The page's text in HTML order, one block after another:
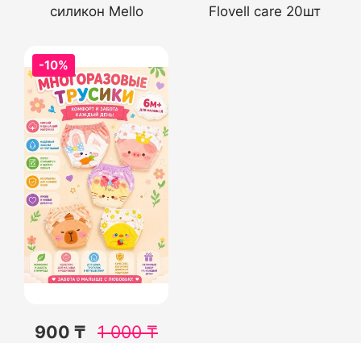
силикон Mello
Flovell care 20шт
-10%
900 ₸ 1 000₸